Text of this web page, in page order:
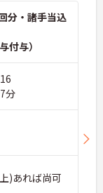
分・諸手当込
付与）
分
)あれば尚可